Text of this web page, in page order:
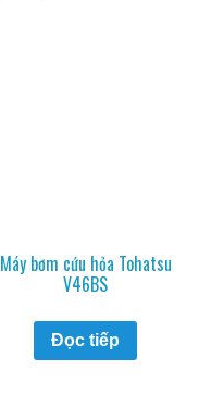
Máy bơm cứu hỏa Tohatsu
V46BS
Đọc tiếp